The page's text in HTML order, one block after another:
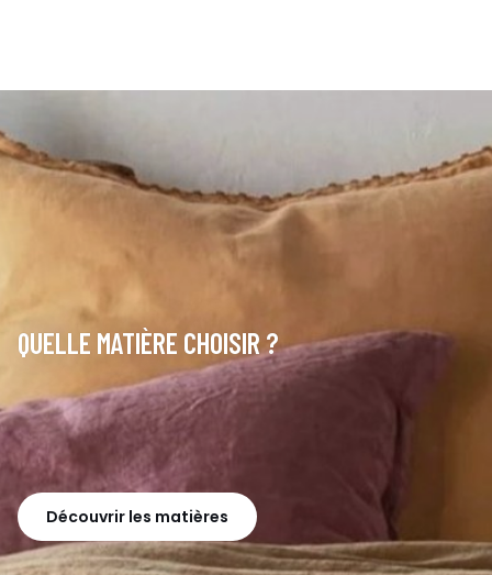
QUELLE MATIÈRE CHOISIR ?
Découvrir les matières